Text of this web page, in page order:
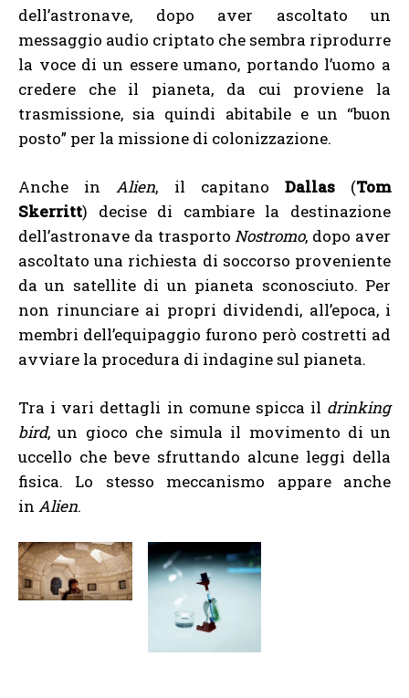
dell’astronave, dopo aver ascoltato un
messaggio audio criptato che sembra riprodurre
la voce di un essere umano, portando l’uomo a
credere che il pianeta, da cui proviene la
trasmissione, sia quindi abitabile e un “buon
posto” per la missione di colonizzazione.
Anche in Alien, il capitano Dallas(Tom
Skerritt) decise di cambiare la destinazione
dell’astronave da trasporto Nostromo, dopo aver
ascoltato una richiesta di soccorso proveniente
da un satellite di un pianeta sconosciuto. Per
non rinunciare ai propri dividendi, all’epoca, i
membri dell’equipaggio furono però costretti ad
avviare la procedura di indagine sul pianeta.
Tra i vari dettagli in comune spicca il drinking
bird, un gioco che simula il movimento di un
uccello che beve sfruttando alcune leggi della
fisica. Lo stesso meccanismo appare anche
in Alien.